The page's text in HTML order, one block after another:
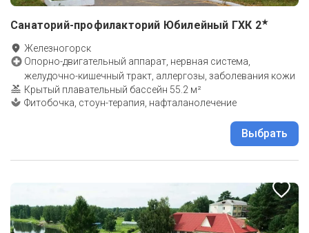
Санаторий-профилакторий Юбилейный ГХК 2★
Железногорск
Опорно-двигательный аппарат, нервная система,
желудочно-кишечный тракт, аллергозы, заболевания кожи
Крытый плавательный бассейн 55.2 м²
Фитобочка, стоун-терапия, нафталанолечение
Выбрать